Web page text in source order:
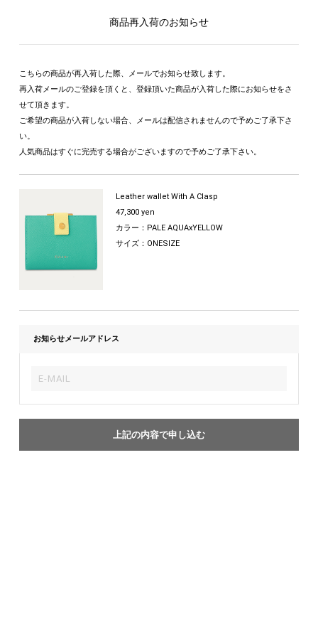
商品再入荷のお知らせ
こちらの商品が再入荷した際、メールでお知らせ致します。
再入荷メールのご登録を頂くと、登録頂いた商品が入荷した際にお知らせをさ
せて頂きます。
ご希望の商品が入荷しない場合、メールは配信されませんので予めご了承下さ
い。
人気商品はすぐに完売する場合がございますので予めご了承下さい。
Leather wallet With A Clasp
47,300 yen
カラー：PALE AQUAxYELLOW
サイズ：ONESIZE
お知らせメールアドレス
上記の内容で申し込む